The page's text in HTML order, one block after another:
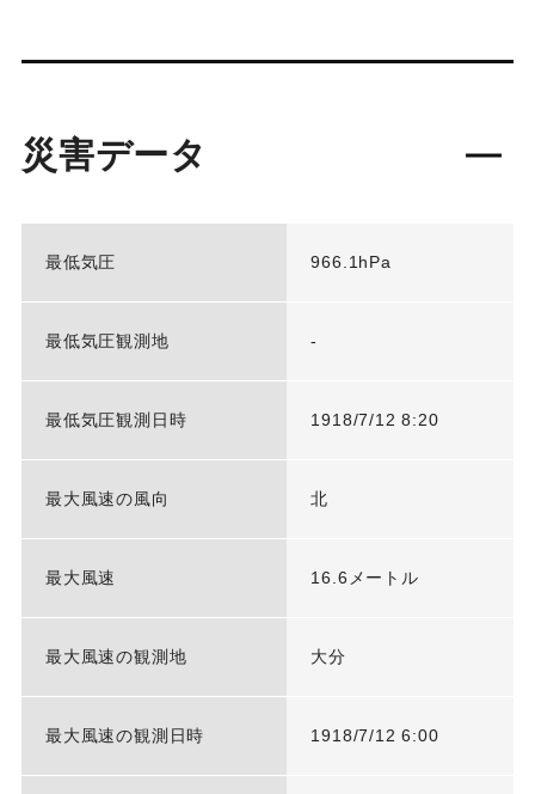
災害データ
最低気圧 966.1hPa
最低気圧観測地 -
最低気圧観測日時 1918/7/12 8:20
最大風速の風向 北
最大風速 16.6メートル
最大風速の観測地 大分
最大風速の観測日時 1918/7/12 6:00